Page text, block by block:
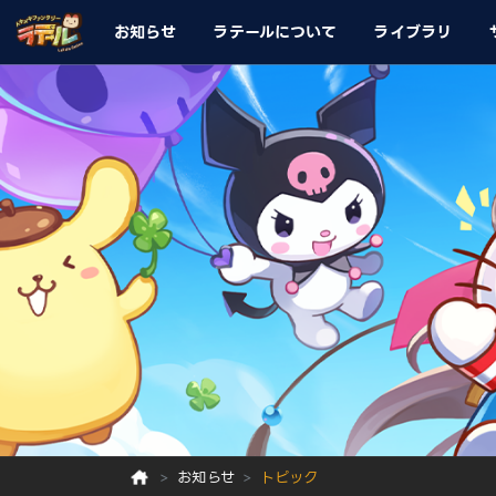
お知らせ ラテールについて ライブラリ
お知らせ トピック